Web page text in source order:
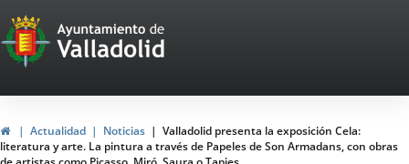
Portal
Web
del
Ayuntamiento
HomeActualidad Noticias
Valladolid presenta la exposición Cela:
literatura y arte. La pintura a través de Papeles de Son Armadans, con obras